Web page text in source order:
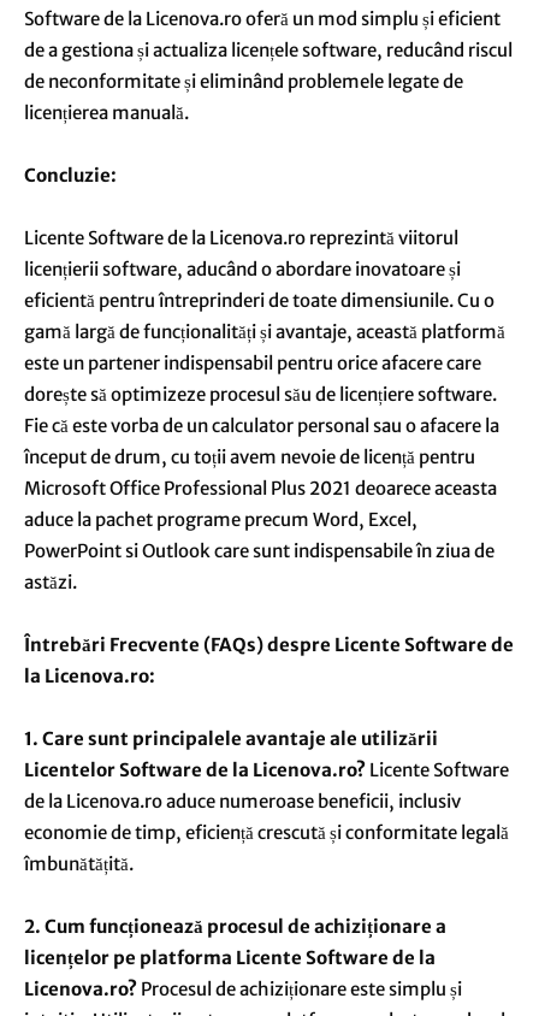
Software de la Licenova.ro oferă un mod simplu și eficient
de a gestiona și actualiza licențele software, reducând riscul
de neconformitate și eliminând problemele legate de
licențierea manuală.
Concluzie:
Licente Software de la Licenova.ro reprezintă viitorul
licențierii software, aducând o abordare inovatoare și
eficientă pentru întreprinderi de toate dimensiunile. Cu o
gamă largă de funcționalități și avantaje, această platformă
este un partener indispensabil pentru orice afacere care
dorește să optimizeze procesul său de licențiere software.
Fie că este vorba de un calculator personal sau o afacere la
început de drum, cu toții avem nevoie de licență pentru
Microsoft Office Professional Plus 2021 deoarece aceasta
aduce la pachet programe precum Word, Excel,
PowerPoint si Outlook care sunt indispensabile în ziua de
astăzi.
Întrebări Frecvente (FAQs) despre Licente Software de
la Licenova.ro:
1. Care sunt principalele avantaje ale utilizării
Licentelor Software de la Licenova.ro? Licente Software
de la Licenova.ro aduce numeroase beneficii, inclusiv
economie de timp, eficiență crescută și conformitate legală
îmbunătățită.
2. Cum funcționează procesul de achiziționare a
licențelor pe platforma Licente Software de la
Licenova.ro? Procesul de achiziționare este simplu și